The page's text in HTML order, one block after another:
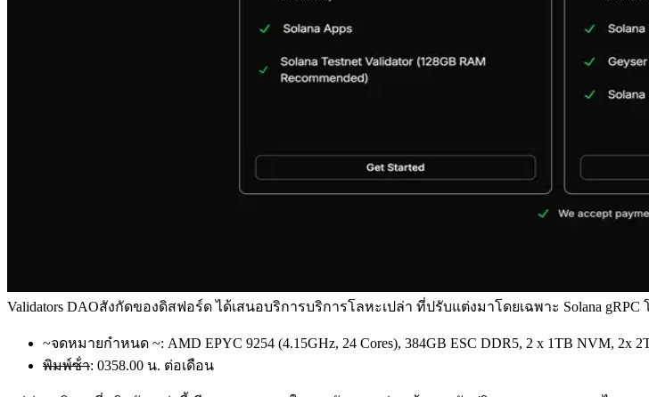
Validators DAOสังกัดของดิสฟอร์ด ได้เสนอบริการบริการโลหะเปล่า ที่ปรับแต่งมาโดยเฉพาะ Solana gRPC
~จดหมายกําหนด ~: AMD EPYC 9254 (4.15GHz, 24 Cores), 384GB ESC DDR5, 2 x 1TB NVM, 2x
พิมพ์ซ้ํา: 0358.00 น. ต่อเดือน